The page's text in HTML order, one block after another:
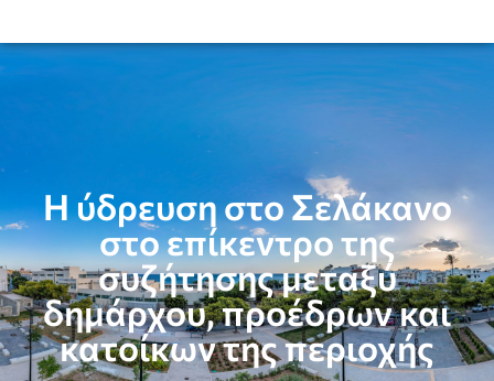
Η ύδρευση στο Σελάκανο
στο επίκεντρο της
συζήτησης μεταξύ
δημάρχου, προέδρων και
κατοίκων της περιοχής